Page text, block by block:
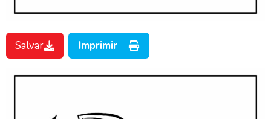
Salvar Imprimir